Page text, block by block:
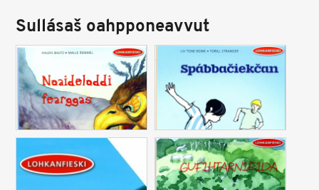
Sullásaš oahpponeavvut